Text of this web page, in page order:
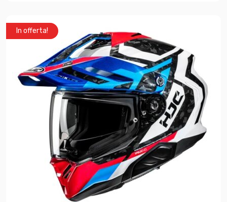
In offerta!